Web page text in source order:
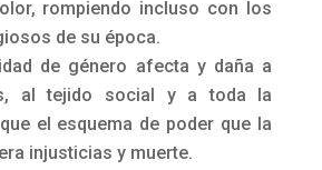
rompiendo incluso con los
de su época.
de género afecta y daña a
al tejido social y a toda la
el esquema de poder que la
injusticias y muerte.